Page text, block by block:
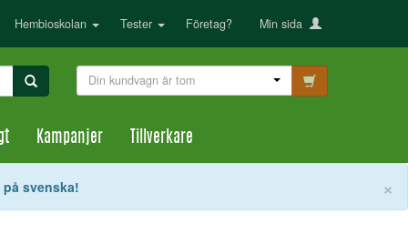
Hembioskolan Tester Företag? Min sida
Din kundvagn är tom
Kampanjer Tillverkare
×
svenska!